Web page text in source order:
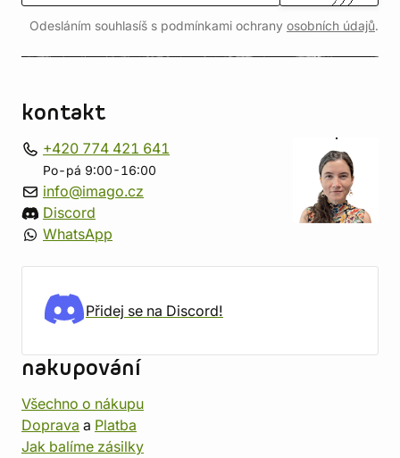
Odesláním souhlasíš s podmínkami ochrany osobních údajů.
kontakt
+420 774 421 641
Po-pá 9:00-16:00
info@imago.cz
Discord
WhatsApp
Přidej se na Discord!
nakupování
Všechno o nákupu
Doprava a Platba
Jak balíme zásilky